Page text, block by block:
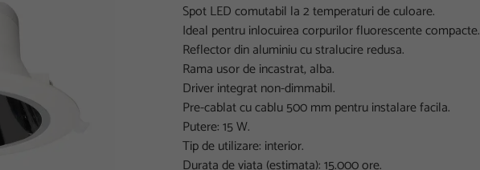
Spot LED comutabil la 2 temperaturi de culoare.
Ideal pentru inlocuirea corpurilor fluorescente compacte.
Reflector din aluminiu cu stralucire redusa.
Rama usor de incastrat, alba.
Driver integrat non-dimmabil.
Pre-cablat cu cablu 500 mm pentru instalare facila.
Putere: 15 W.
Tip de utilizare: interior.
Durata de viata (estimata): 15.000 ore.